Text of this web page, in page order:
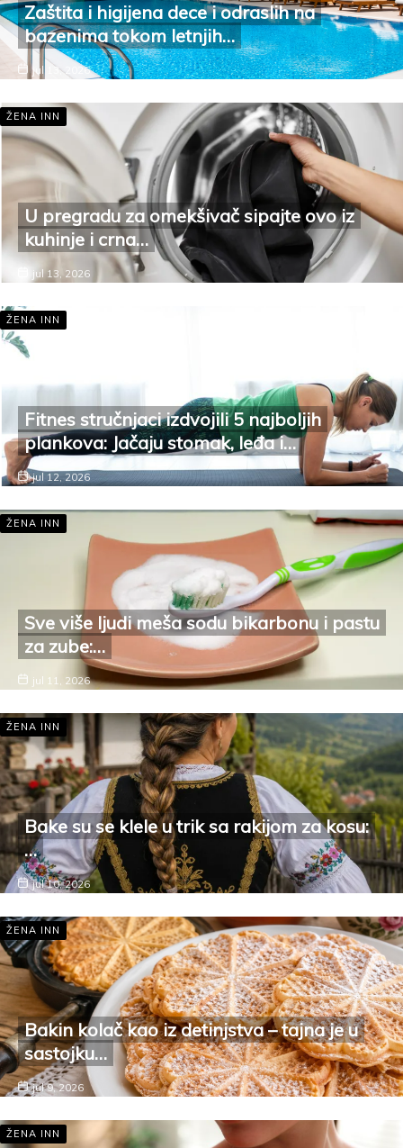
Zaštita i higijena dece i odraslih na
bazenima tokom letnjih…
jul 13, 2026
ŽENA INN
U pregradu za omekšivač sipajte ovo iz
kuhinje i crna…
jul 13, 2026
ŽENA INN
Fitnes stručnjaci izdvojili 5 najboljih
plankova: Jačaju stomak, leđa i…
jul 12, 2026
ŽENA INN
Sve više ljudi meša sodu bikarbonu i pastu
za zube:…
jul 11, 2026
ŽENA INN
Bake su se klele u trik sa rakijom za kosu:
…
jul 10, 2026
ŽENA INN
Bakin kolač kao iz detinjstva – tajna je u
sastojku…
jul 9, 2026
ŽENA INN